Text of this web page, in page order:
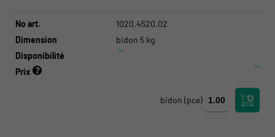
No art.
1020.4520.02
Dimension
bidon 5 kg
Disponibilité
Prix
bidon (pce)